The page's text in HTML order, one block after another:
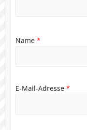
Name *
E-Mail-Adresse *